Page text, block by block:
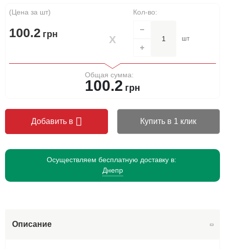
(Цена за шт)
100.2 грн
Кол-во:
шт
Общая сумма:
100.2 грн
Добавить в Купить в 1 клик
Осуществляем бесплатную доставку в:
Днепр
Описание